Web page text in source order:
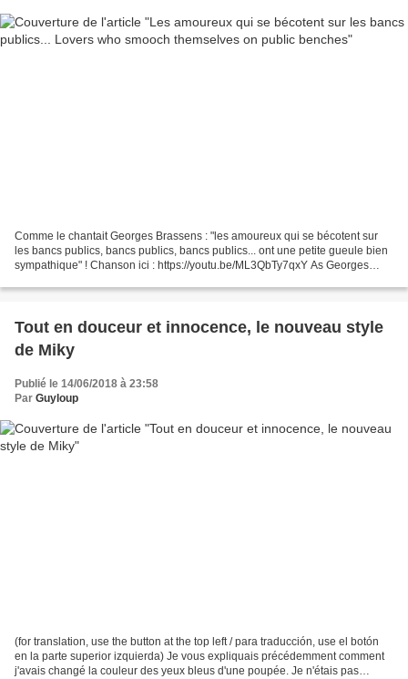
Comme le chantait Georges Brassens : "les amoureux qui se bécotent sur
les bancs publics, bancs publics, bancs publics... ont une petite gueule bien
sympathique" ! Chanson ici : https://youtu.be/ML3QbTy7qxY As Georges
Tout en douceur et innocence, le nouveau style
de Miky
Publié le 14/06/2018 à 23:58
Par Guyloup
(for translation, use the button at the top left / para traducción, use el botón
en la parte superior izquierda) Je vous expliquais précédemment comment
j'avais changé la couleur des yeux bleus d'une poupée. Je n'étais pas